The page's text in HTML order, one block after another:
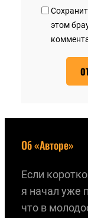
этом
Об «Авторе»
Если
я начал уже
что в